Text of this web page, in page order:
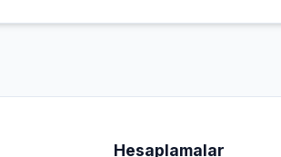
Hesaplamalar